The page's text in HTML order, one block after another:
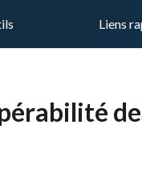
Liens